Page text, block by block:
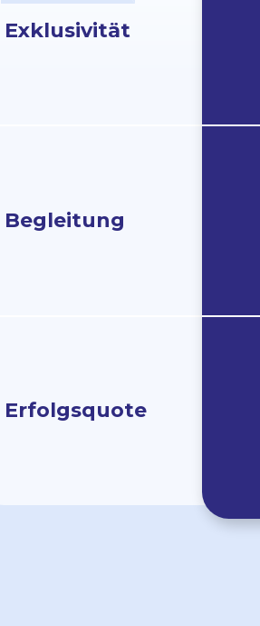
Exklu­sivität
Begleit­ung
Erfolgs­quote